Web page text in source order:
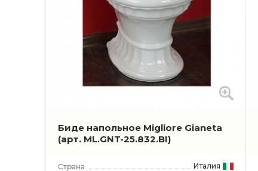
Биде напольное Migliore Gianeta
(арт. ML.GNT-25.832.BI)
Италия